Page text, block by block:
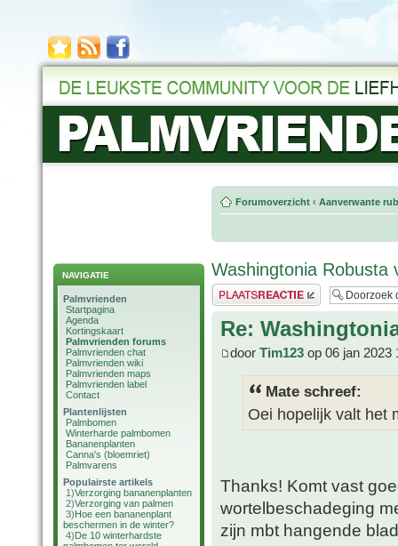
NAVIGATIE
Palmvrienden
Startpagina
Agenda
Kortingskaart
Palmvrienden forums
Palmvrienden chat
Palmvrienden wiki
Palmvrienden maps
Palmvrienden label
Contact
Plantenlijsten
Palmbomen
Winterharde palmbomen
Bananenplanten
Canna's (bloemriet)
Palmvarens
Populairste artikels
1)Verzorging bananenplanten
2)Verzorging van palmen
3)Hoe een bananenplant
beschermen in de winter?
4)De 10 winterhardste
Forumoverzicht ‹ Aanverwante
Washingtonia Robusta
Plaats een reactie
Re:
door Tim123 op 06 jan 2023
Mate schreef:
Oei hopelijk valt het
Thanks! Komt vast
wortelbeschadeging
zijn mbt hangende